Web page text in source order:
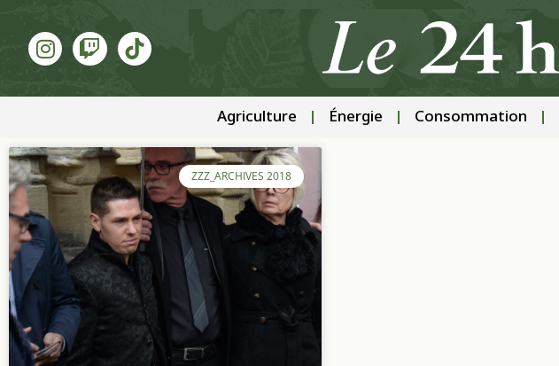
Agriculture Énergie Consommation
ZZZ_ARCHIVES 2018